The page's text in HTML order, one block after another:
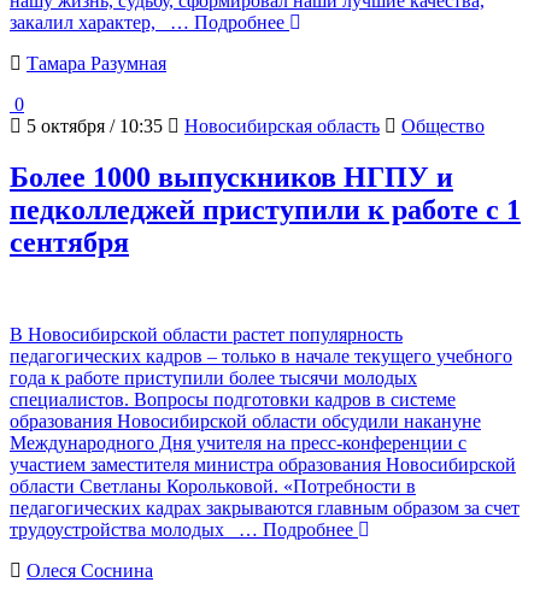
закалил характер,
… Подробнее
Тамара Разумная
0
5 октября / 10:35
Новосибирская область Общество
Более 1000 выпускников НГПУ и
педколледжей приступили к работе с 1
сентября
В Новосибирской области растет популярность
педагогических кадров – только в начале текущего учебного
года к работе приступили более тысячи молодых
специалистов. Вопросы подготовки кадров в системе
образования Новосибирской области обсудили накануне
Международного Дня учителя на пресс-конференции с
участием заместителя министра образования Новосибирской
области Светланы Корольковой. «Потребности в
педагогических кадрах закрываются главным образом за счет
трудоустройства молодых
… Подробнее
Олеся Соснина